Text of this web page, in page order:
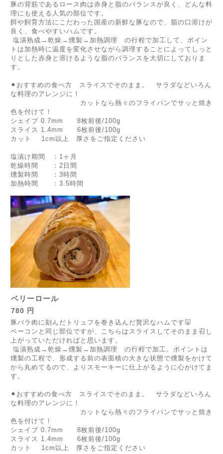
豚の背筋であるロース肉は赤身と脂のバランスが良く、どんな料
理にも使える人気の部位です。
餌や飼育方法にこだわった国産の新鮮な豚なので、脂の口溶けが
良く、食べやすいハムです。
塩漬熟成→乾燥→燻製→加熱調理 の行程で加工して、ポイン
トは加熱時に温度を変化させながら調理することによってしっと
りとした赤身と溶けるような脂のバランスを大切にしておりま
す。
⚫︎おすすめの食べ方 スライスでそのまま。 サラダなどいろん
な料理のアレンジに！
カットなら熱々のフライパンでサッと焼き
色を付けて！
シェイブ 0.7mm 8枚前後/100g
スライス 1.4mm 6枚前後/100g
カット 1cm以上 厚さをご指定ください
塩漬け期間 ：1ヶ月
乾燥時間 ：2日間
燻製時間 ：3時間
加熱時間 ：3.5時間
ベリーロール
780 円
豚バラ肉に刻んだトリュフを巻き込んだ贅沢なハムです🐷
ベーコンと同じ部位ですが、こちらはスライスしてそのまま召し
上がっていただければと思います。
塩漬熟成→乾燥→燻製→加熱調理 の行程で加工。ポイントは
燻製の工程で、形成する前の表面積の大きな状態で燻製をかけて
から丸めてるので、よりスモーキーに仕上がるように心がけてま
す。
⚫︎おすすめの食べ方 スライスでそのまま。 サラダなどいろん
な料理のアレンジに！
カットなら熱々のフライパンでサッと焼き
色を付けて！
シェイブ 0.7mm 8枚前後/100g
スライス 1.4mm 6枚前後/100g
カット 1cm以上 厚さをご指定ください